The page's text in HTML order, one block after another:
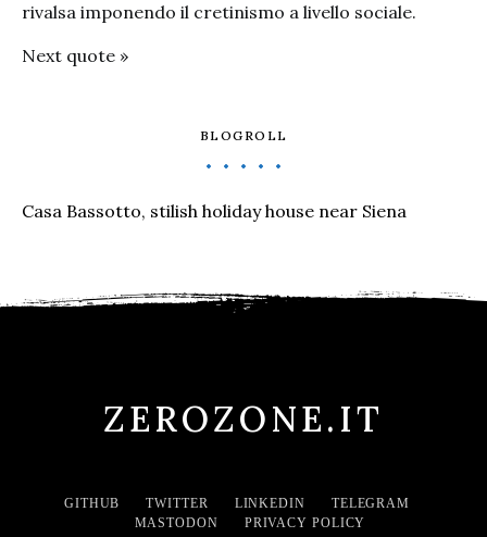
rivalsa imponendo il cretinismo a livello sociale.
Next quote »
BLOGROLL
Casa Bassotto, stilish holiday house near Siena
ZEROZONE.IT
GITHUB TWITTER LINKEDIN
TELEGRAM
MASTODON
PRIVACY POLICY